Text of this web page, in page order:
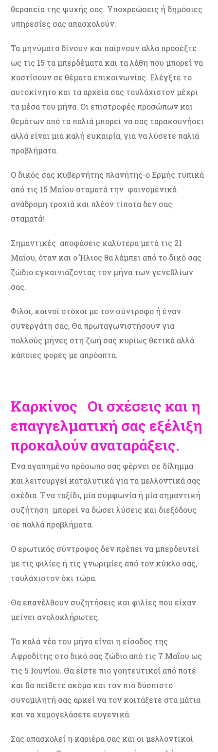
θεραπεία της ψυχής σας. Υποχρεώσεις ή δημόσιες
υπηρεσίες σας απασχολούν.
Τα μηνύματα δίνουν και παίρνουν αλλά προσέξτε
ως τις 15 τα μπερδέματα και τα λάθη που μπορεί να
κοστίσουν σε θέματα επικοινωνίας. Ελέγξτε το
αυτοκίνητο και τα αρχεία σας τουλάχιστον μέχρι
τα μέσα του μήνα. Οι επιστροφές προσώπων και
θεμάτων από τα παλιά μπορεί να σας ταρακουνήσει
αλλά είναι μια καλή ευκαιρία, για να λύσετε παλιά
προβλήματα.
Ο δικός σας κυβερνήτης πλανήτης-ο Ερμής τυπικά
από τις 15 Μαΐου σταματά την φαινομενικά
ανάδρομη τροχιά και πλέον τίποτα δεν σας
σταματά!
Σημαντικές αποφάσεις καλύτερα μετά τις 21
Μαΐου, όταν και ο Ήλιος θα λάμπει από το δικό σας
ζώδιο εγκαινιάζοντας τον μήνα των γενεθλίων
σας.
Φίλοι, κοινοί στόχοι με τον σύντροφο ή έναν
συνεργάτη σας, Θα πρωταγωνιστήσουν για
πολλούς μήνες στη ζωή σας κυρίως θετικά αλλά
κάποιες φορές με απρόοπτα.
Καρκίνος Οι σχέσεις και η
επαγγελματική σας εξέλιξη
προκαλούν αναταράξεις.
Ένα αγαπημένο πρόσωπο σας φέρνει σε δίλημμα
και λειτουργεί καταλυτικά για τα μελλοντικά σας
σχέδια. Ένα ταξίδι, μία συμφωνία ή μία σημαντική
συζήτηση μπορεί να δώσει λύσεις και διεξόδους
σε πολλά προβλήματα.
Ο ερωτικός σύντροφος δεν πρέπει να μπερδευτεί
με τις φιλίες ή τις γνωριμίες από τον κύκλο σας,
τουλάχιστον όχι τώρα.
Θα επανέλθουν συζητήσεις και φιλίες που είχαν
μείνει ανολοκλήρωτες.
Τα καλά νέα του μήνα είναι η είσοδος της
Αφροδίτης στο δικό σας ζώδιο από τις 7 Μαΐου ως
τις 5 Ιουνίου. Θα είστε πιο γοητευτικοί από ποτέ
και θα πείθετε ακόμα και τον πιο δύσπιστο
συνομιλητή σας αρκεί να τον κοιτάξετε στα μάτια
και να χαμογελάσετε ευγενικά.
Σας απασχολεί η καριέρα σας και οι μελλοντικοί